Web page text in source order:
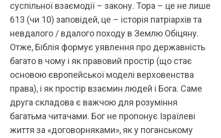
суспільної взаємодії – закону. Тора – це не лише
613 (чи 10) заповідей, це – історія патріархів та
невдалого / вдалого походу в Землю Обіцяну.
Отже, Біблія формує уявлення про державність
багато в чому і як правовий простір (що стає
основою європейської моделі верховенства
права), і як простір взаємин людей і Бога. Саме
друга складова є важчою для розуміння
багатьма читачами. Бог не пропонує Ізраїлеві
життя за «договорняками», як у поганському